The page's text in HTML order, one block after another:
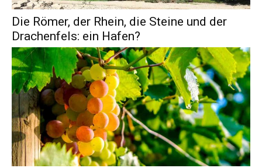
Die Römer, der Rhein, die Steine und der
Drachenfels: ein Hafen?